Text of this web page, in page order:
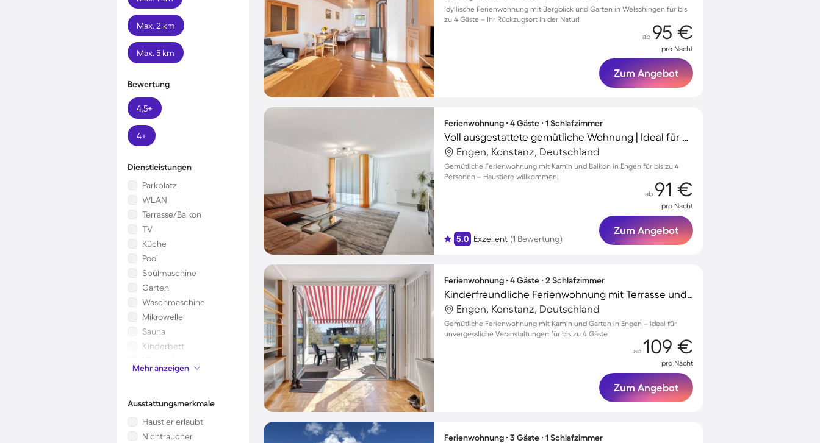
Max. 2 km
Max. 5 km
Bewertung
4,5+
4+
Dienstleistungen
Parkplatz
WLAN
Terrasse/Balkon
TV
Küche
Pool
Spülmaschine
Garten
Waschmaschine
Mikrowelle
Sauna
Kinderbett
Klimaanlage
Kamin/Ofen
Mehr anzeigen
Ausstattungsmerkmale
Haustier erlaubt
Nichtraucher
Idyllische Ferienwohnung mit Bergblick und Garten in Welschingen für bis
zu 4 Gäste – Ihr Rückzugsort in der Natur!
ab 95 €
pro Nacht
Zum Angebot
Ferienwohnung ∙ 4 Gäste ∙ 1 Schlafzimmer
Voll ausgestattete gemütliche Wohnung | Ideal für Homeoffice | Hunde erlaubt
Engen, Konstanz, Deutschland
Gemütliche Ferienwohnung mit Kamin und Balkon in Engen für bis zu 4
Personen – Haustiere willkommen!
5.0 Exzellent (1 Bewertung)
ab 91 €
pro Nacht
Zum Angebot
Ferienwohnung ∙ 4 Gäste ∙ 2 Schlafzimmer
Kinderfreundliche Ferienwohnung mit Terrasse und Garten | Stadtblick | Ideal für Homeoffice
Engen, Konstanz, Deutschland
Gemütliche Ferienwohnung mit Kamin und Garten in Engen – ideal für
unvergessliche Veranstaltungen für bis zu 4 Gäste
ab 109 €
pro Nacht
Zum Angebot
Ferienwohnung ∙ 3 Gäste ∙ 1 Schlafzimmer